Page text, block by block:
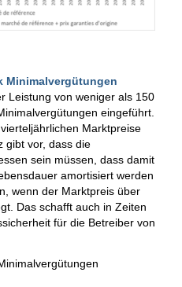
Minimalvergütungen
Leistung von weniger als 150
eingeführt.
Marktpreise
gibt vor, dass die
sein müssen, dass damit
amortisiert werden
wenn der Marktpreis über
Das schafft auch in Zeiten
für die Betreiber von